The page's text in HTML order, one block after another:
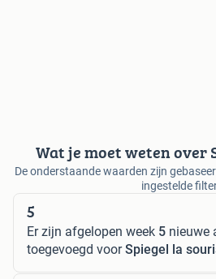
Wat je moet weten over
De onderstaande waarden zijn
ingestelde
5
Er zijn afgelopen week 5 nieuwe
toegevoegd voorSpiegel la